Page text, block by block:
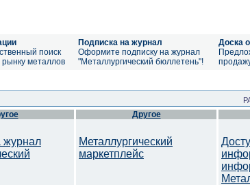
поиск
металлов
Подписка на журнал
Оформите подписку на журнал
"Металлургический бюллетень"!
Доска
журнал
Другое
Металлургический
маркетплейс